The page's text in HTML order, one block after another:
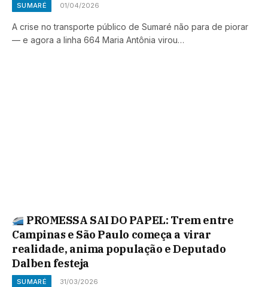
SUMARÉ 01/04/2026
A crise no transporte público de Sumaré não para de piorar
— e agora a linha 664 Maria Antônia virou…
PROMESSA SAI DO PAPEL: Trem entre
Campinas e São Paulo começa a virar
realidade, anima população e Deputado
Dalben festeja
SUMARÉ 31/03/2026